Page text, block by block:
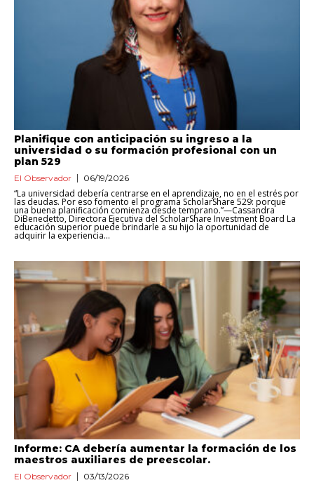
Planifique con anticipación su ingreso a la
universidad o su formación profesional con un
plan 529
El Observador 06/19/2026
“La universidad debería centrarse en el aprendizaje, no en el estrés por
las deudas. Por eso fomento el programa ScholarShare 529: porque
una buena planificación comienza desde temprano.”—Cassandra
DiBenedetto, Directora Ejecutiva del ScholarShare Investment Board La
educación superior puede brindarle a su hijo la oportunidad de
adquirir la experiencia...
Informe: CA debería aumentar la formación de los
maestros auxiliares de preescolar.
El Observador 03/13/2026